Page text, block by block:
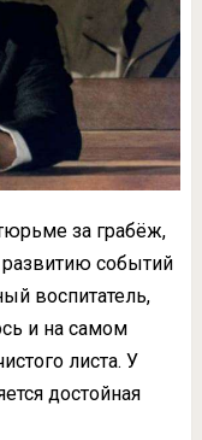
за грабёж,
событий
воспитатель,
и на самом
листа. У
достойная